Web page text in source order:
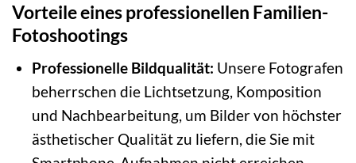
Vorteile eines professionellen Familien-
Fotoshootings
Professionelle Bildqualität: Unsere Fotografen
beherrschen die Lichtsetzung, Komposition
und Nachbearbeitung, um Bilder von höchster
ästhetischer Qualität zu liefern, die Sie mit